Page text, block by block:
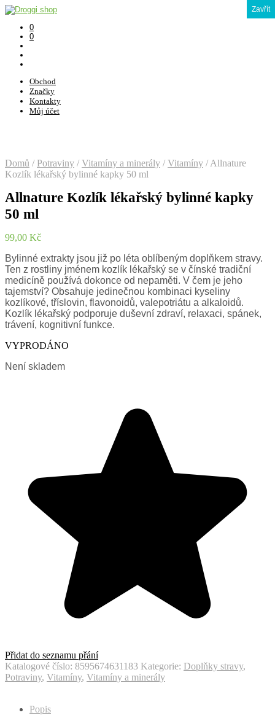
0
0
Obchod
Značky
Kontakty
Můj účet
Domů / Potraviny / Vitamíny a minerály / Vitamíny /Allnature
Kozlík lékařský bylinné kapky 50 ml
Allnature Kozlík lékařský bylinné kapky
50 ml
99,00 Kč
Bylinné extrakty jsou již po léta oblíbeným doplňkem stravy.
Ten z rostliny jménem kozlík lékařský se v čínské tradiční
medicíně používá dokonce od nepaměti. V čem je jeho
tajemství? Obsahuje jedinečnou kombinaci kyseliny
kozlíkové, tříslovin, flavonoidů, valepotriátu a alkaloidů.
Kozlík lékařský podporuje duševní zdraví, relaxaci, spánek,
trávení, kognitivní funkce.
VYPRODÁNO
Není skladem
Přidat do seznamu přání
Katalogové číslo: 8595674631183 Kategorie: Doplňky stravy,
Potraviny, Vitamíny, Vitamíny a minerály
Popis
Zavřít